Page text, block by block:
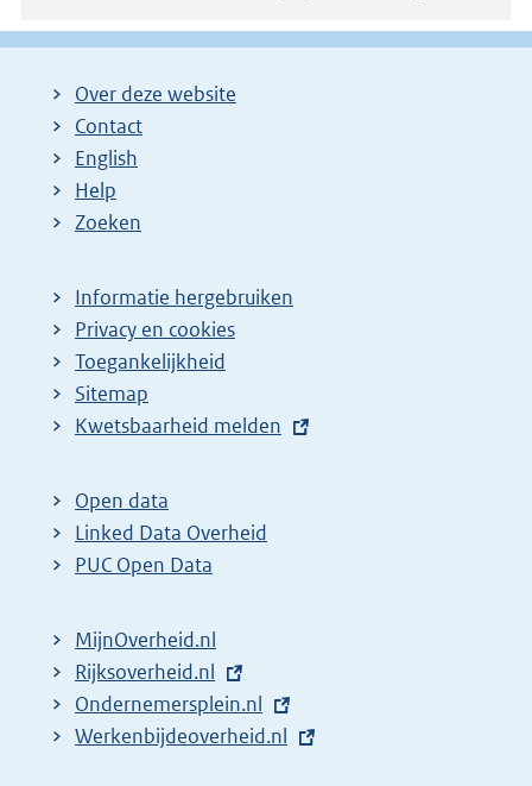
Over deze website
Contact
English
Help
Zoeken
Informatie hergebruiken
Privacy en cookies
Toegankelijkheid
Sitemap
E
t
e
r
l
i
n
k
Kwetsbaarheid melden
Open data
Linked Data Overheid
PUC Open Data
MijnOverheid.nl
E
x
t
Rijksoverheid.nl
E
x
Ondernemersplein.nl
E
Werkenbijdeoverheid.nl